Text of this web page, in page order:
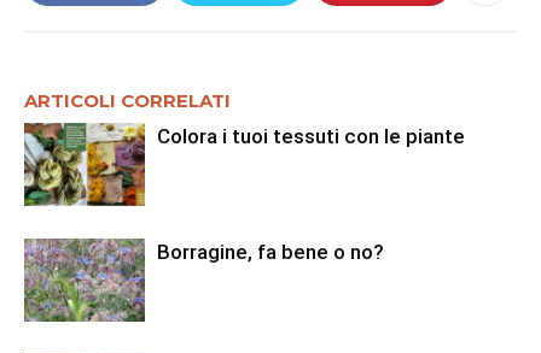
ARTICOLI CORRELATI
Colora i tuoi tessuti con le piante
Borragine, fa bene o no?